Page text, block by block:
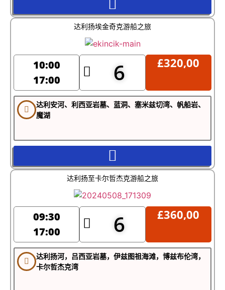
为何此行程是环保旅行者的必选
可持续旅游：
在受保护环境区内运营
向游客普及海龟保护知识
限制团队规模以减少生态影响
在敏感湿地推广低影响休闲活动
立即预订您的私人达利扬之旅
无论您住在
带您领略土耳其的自然与文化遗产。全团仅需165英镑，是土
耳其里维埃拉最实惠的私人游之一。
达利扬埃金奇克游船之旅
10:00
17:00
6 £320,00
达利安河、利西亚岩墓、蓝洞、塞米兹切湾、帆船岩、
魔湖
达利扬至卡尔哲杰克游船之旅
09:30
17:00
6 £360,00
达利扬河，吕西亚岩墓，伊兹图祖海滩，博兹布伦湾，
卡尔哲杰克湾